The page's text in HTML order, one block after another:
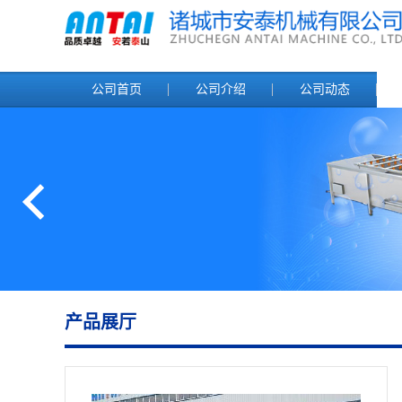
公司首页 公司介绍 公司动态
产品展厅